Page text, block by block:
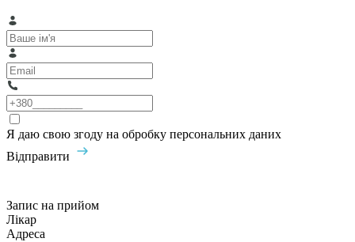
Я даю свою згоду на обробку персональних даних
Відправити
Запис на прийом
Лікар
Адреса